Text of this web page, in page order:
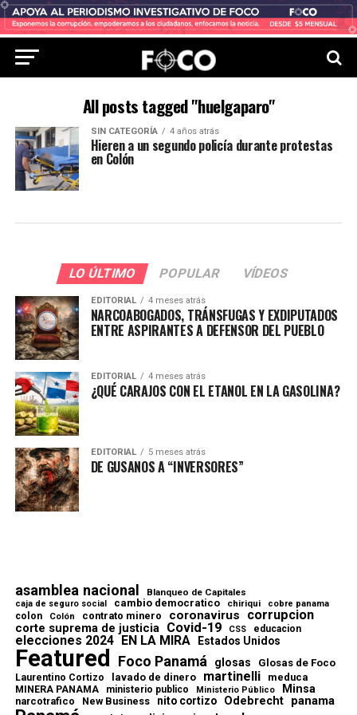
All posts tagged "huelgaparo"
SIN CATEGORÍA 4 años atrás
Hieren a un segundo policía durante protestas
en Colón
LO ÚLTIMO POPULAR VÍDEOS
EDITORIAL 4 meses atrás
NARCOABOGADOS, TRÁNSFUGAS Y EXDIPUTADOS
ENTRE ASPIRANTES A DEFENSOR DEL PUEBLO
EDITORIAL 4 meses atrás
¿QUÉ CARAJOS CON EL ETANOL EN LA GASOLINA?
EDITORIAL 5 meses atrás
DE GUSANOS A “INVERSORES”
asamblea nacional Blanqueo de Capitales
caja de seguro social cambio democratico chiriqui cobre panama
colon Colón contrato minero coronavirus corrupcion
corte suprema de justicia Covid-19 CSS educacion
elecciones 2024 EN LA MIRA Estados Unidos
Featured Foco Panamá glosas Glosas de Foco
Laurentino Cortizo lavado de dinero martinelli meduca
MINERA PANAMA ministerio publico Ministerio Público Minsa
narcotrafico New Business nito cortizo Odebrecht panama